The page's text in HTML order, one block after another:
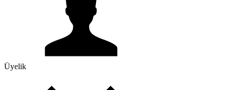
Üyelik